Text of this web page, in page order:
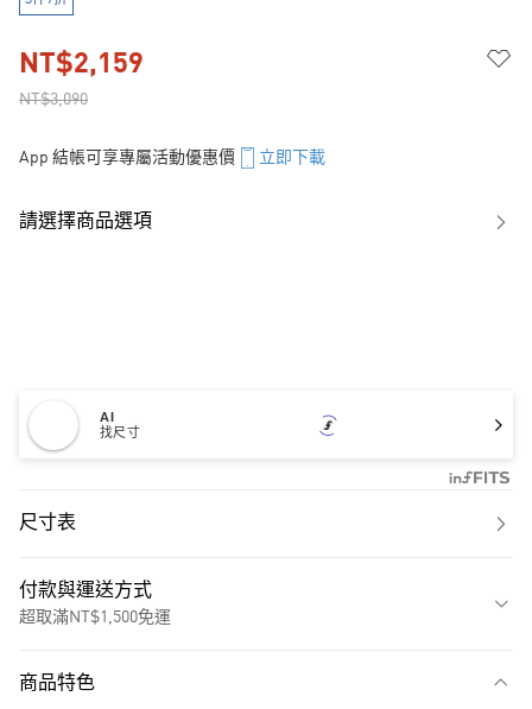
NT$3,090
NT$2,159
App 結帳可享專屬活動優惠價 立即下載
請選擇商品選項
AI
找尺寸
尺寸表
付款與運送方式
超取滿NT$1,500免運
商品特色